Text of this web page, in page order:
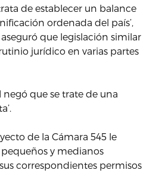
de establecer un balance
ordenada del país’,
que legislación similar
jurídico en varias partes
que se trate de una
de la Cámara 545 le
y medianos
correspondientes permisos